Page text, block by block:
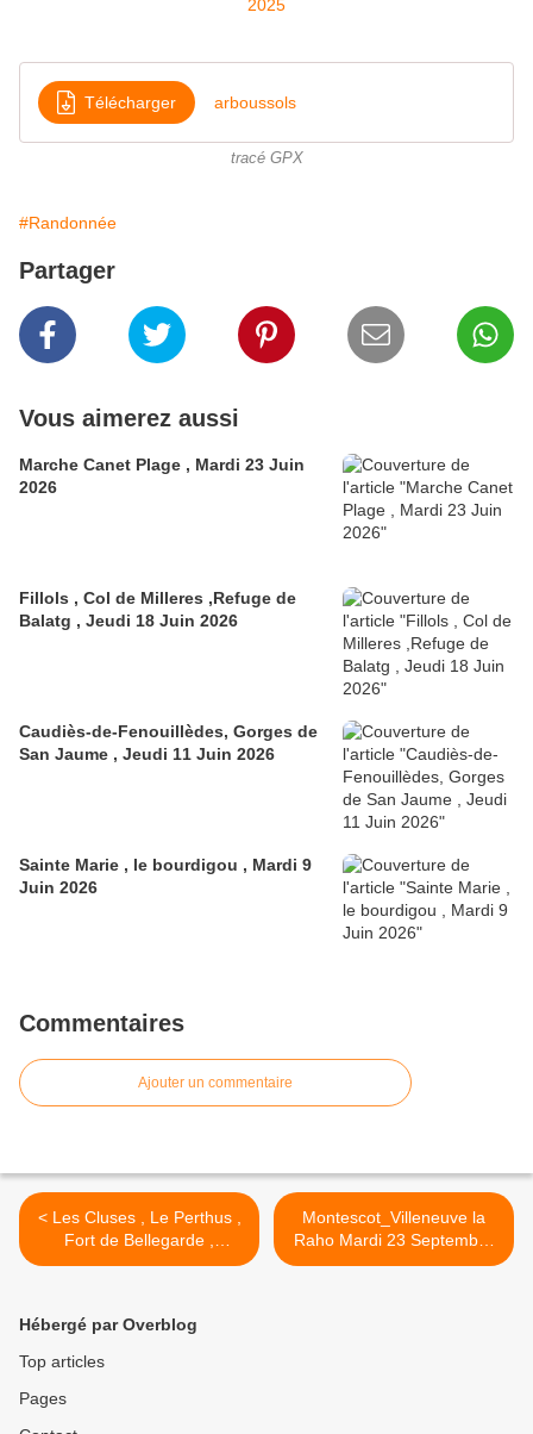
Télécharger arboussols
tracé GPX
#Randonnée
Partager
Vous aimerez aussi
Marche Canet Plage , Mardi 23 Juin
2026
Fillols , Col de Milleres ,Refuge de
Balatg , Jeudi 18 Juin 2026
Caudiès-de-Fenouillèdes, Gorges de
San Jaume , Jeudi 11 Juin 2026
Sainte Marie , le bourdigou , Mardi 9
Juin 2026
Commentaires
Ajouter un commentaire
< Les Cluses , Le Perthus ,
Fort de Bellegarde ,
Panissars , Jeudi 11
Montescot_Villeneuve la
Raho Mardi 23 Septembre
2025 >
Hébergé par Overblog
Top articles
Pages